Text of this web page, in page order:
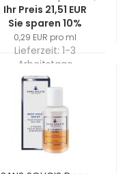
Ihr Preis 21,51 EUR
Sie sparen 10%
0,29 EUR pro ml
Lieferzeit: 1-3
Arbeitstage